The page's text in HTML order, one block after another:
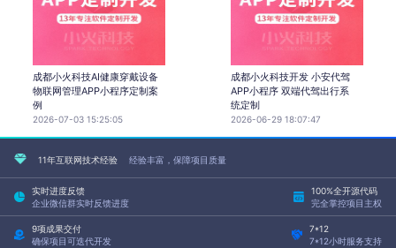
成都小火科技AI健康穿戴设备
物联网管理APP小程序定制案
例
2026-07-03 15:25:05
成都小火科技开发 小安代驾
APP小程序 双端代驾出行系
统定制
2026-06-29 18:07:47
11年互联网技术经验 经验丰富，保障项目质量
实时进度反馈
企业微信群实时反馈进度
100%全开源代码
完全掌控项目主权
9项成果交付
确保项目可迭代开发
7*12
7*12小时服务支持